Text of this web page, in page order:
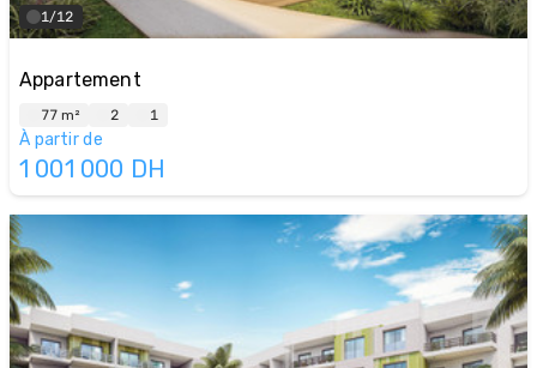
1/12
Appartement
77 m² 2 1
À partir de
1 001 000 DH